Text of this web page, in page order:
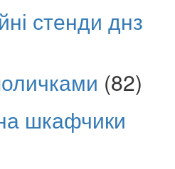
стенди днз
(82)
шкафчики